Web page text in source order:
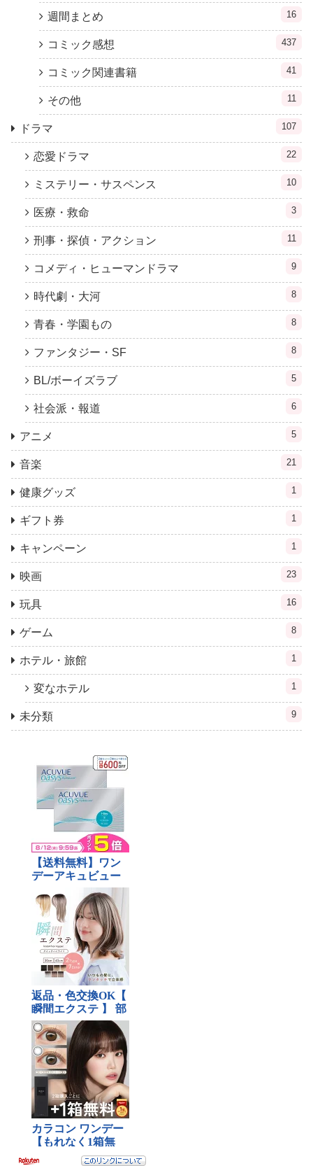
週間まとめ 16
コミック感想 437
コミック関連書籍 41
その他 11
ドラマ 107
恋愛ドラマ 22
ミステリー・サスペンス 10
医療・救命 3
刑事・探偵・アクション 11
コメディ・ヒューマンドラマ 9
時代劇・大河 8
青春・学園もの 8
ファンタジー・SF 8
BL/ボーイズラブ 5
社会派・報道 6
アニメ 5
音楽 21
健康グッズ 1
ギフト券 1
キャンペーン 1
映画 23
玩具 16
ゲーム 8
ホテル・旅館 1
変なホテル 1
未分類 9